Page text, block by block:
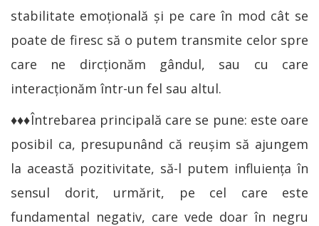
stabilitate emoţională şi pe care în mod cât se
poate de firesc să o putem transmite celor spre
care ne dircţionăm gândul, sau cu care
interacţionăm într-un fel sau altul.
♦♦♦Întrebarea principală care se pune: este oare
posibil ca, presupunând că reuşim să ajungem
la această pozitivitate, să-l putem influienţa în
sensul dorit, urmărit, pe cel care este
fundamental negativ, care vede doar în negru